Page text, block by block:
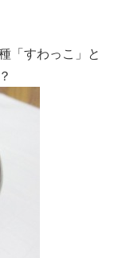
「すわっこ」と